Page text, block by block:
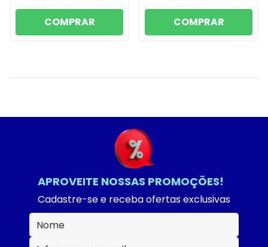
COMPRAR COMPRAR
APROVEITE NOSSAS PROMOÇÕES!
Cadastre-se e receba ofertas exclusivas